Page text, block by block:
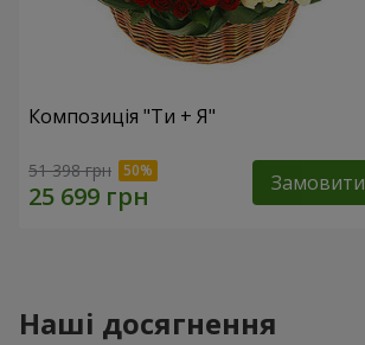
Композиція "Ти + Я"
51 398 грн Замовити
Наші досягнення